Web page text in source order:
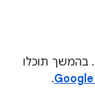
בהמשך תוכלו
.